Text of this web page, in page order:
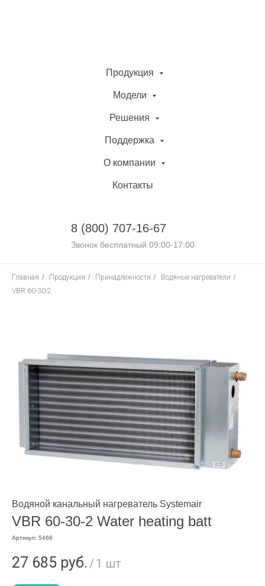
Продукция
Модели
Решения
Поддержка
О компании
Контакты
8 (800) 707-16-67
Звонок бесплатный 09:00-17:00
Главная / Продукция / Принадлежности / Водяные нагреватели /
VBR 60-30-2
Водяной канальный нагреватель Systemair
VBR 60-30-2 Water heating batt
Артикул: 5466
27 685 руб./1 шт